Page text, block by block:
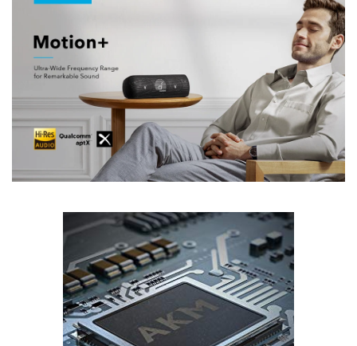
811 reviews
Farbe: Schwarz
99,99€ 27,00€
Mehrere
Ratenzahlungsoptionen
verfügbar.
Angebot